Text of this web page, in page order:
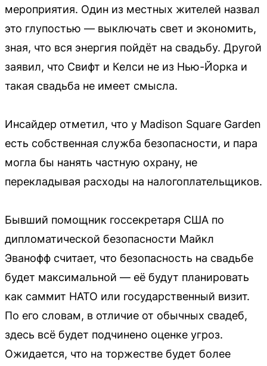
мероприятия. Один из местных жителей назвал
это глупостью — выключать свет и экономить,
зная, что вся энергия пойдёт на свадьбу. Другой
заявил, что Свифт и Келси не из Нью-Йорка и
такая свадьба не имеет смысла.
Инсайдер отметил, что у Madison Square Garden
есть собственная служба безопасности, и пара
могла бы нанять частную охрану, не
перекладывая расходы на налогоплательщиков.
Бывший помощник госсекретаря США по
дипломатической безопасности Майкл
Эванофф считает, что безопасность на свадьбе
будет максимальной — её будут планировать
как саммит НАТО или государственный визит.
По его словам, в отличие от обычных свадеб,
здесь всё будет подчинено оценке угроз.
Ожидается, что на торжестве будет более